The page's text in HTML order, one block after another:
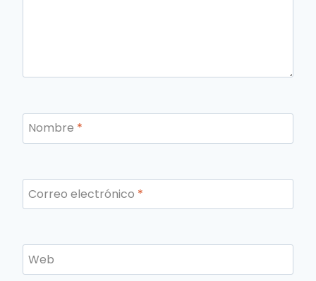
Nombre *
Correo electrónico *
Web